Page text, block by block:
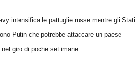
intensifica le pattuglie russe mentre gli Stati
Putin che potrebbe attaccare un paese
nel giro di poche settimane